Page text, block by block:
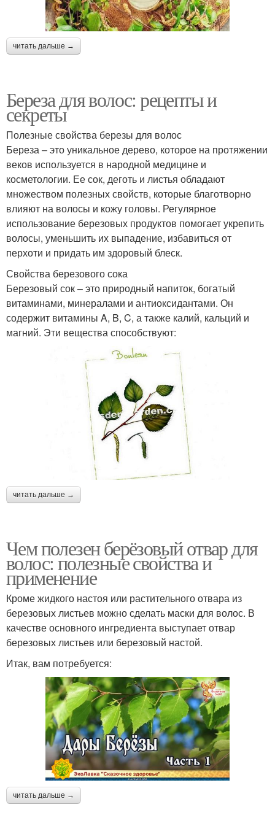
читать дальше →
Береза для волос: рецепты и
секреты
Полезные свойства березы для волос
Береза – это уникальное дерево, которое на протяжении
веков используется в народной медицине и
косметологии. Ее сок, деготь и листья обладают
множеством полезных свойств, которые благотворно
влияют на волосы и кожу головы. Регулярное
использование березовых продуктов помогает укрепить
волосы, уменьшить их выпадение, избавиться от
перхоти и придать им здоровый блеск.
Свойства березового сока
Березовый сок – это природный напиток, богатый
витаминами, минералами и антиоксидантами. Он
содержит витамины A, B, C, а также калий, кальций и
магний. Эти вещества способствуют:
читать дальше →
Чем полезен берёзовый отвар для
волос: полезные свойства и
применение
Кроме жидкого настоя или растительного отвара из
березовых листьев можно сделать маски для волос. В
качестве основного ингредиента выступает отвар
березовых листьев или березовый настой.
Итак, вам потребуется:
читать дальше →